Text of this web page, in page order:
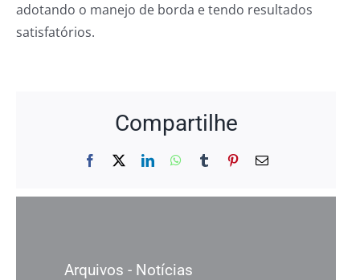
adotando o manejo de borda e tendo resultados
satisfatórios.
Compartilhe
Facebook LinkedInWhatsApp
Tumblr Pinterest
E-
Arquivos - Notícias